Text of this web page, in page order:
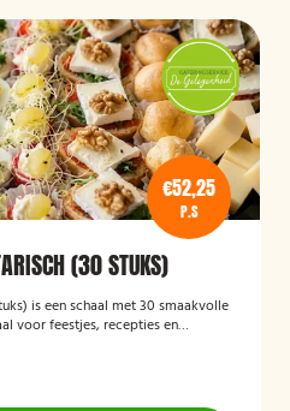
€52,25
P.S
(30 STUKS)
is een schaal met 30 smaakvolle
voor feestjes, recepties en
zodat gasten kunnen
borrelervaring.